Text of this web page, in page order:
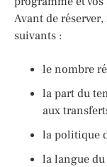
Avant de
suivants :
le nombre
la part du
aux
la politique
la langue